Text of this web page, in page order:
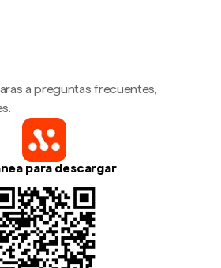
a preguntas frecuentes,
para descargar